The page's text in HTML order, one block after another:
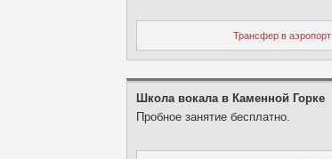
Трансфер в аэропорт
Школа вокала в Каменной Горке
Пробное занятие бесплатно.